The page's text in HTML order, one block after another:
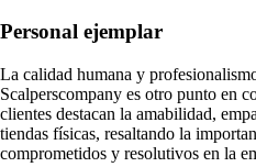
Personal ejemplar
La calidad humana y
Scalperscompany es otro punto en
clientes destacan la amabilidad,
tiendas físicas, resaltando la
comprometidos y resolutivos en la